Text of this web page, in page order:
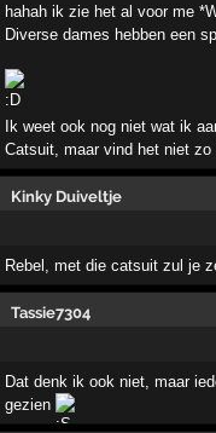
hahah ik zie het al voor me
Diverse dames hebben een
Ik weet ook nog niet wat ik
Catsuit, maar vind het niet
Kinky Duiveltje
Rebel, met die catsuit zul je
Tassie7304
Dat denk ik ook niet, maar
gezien